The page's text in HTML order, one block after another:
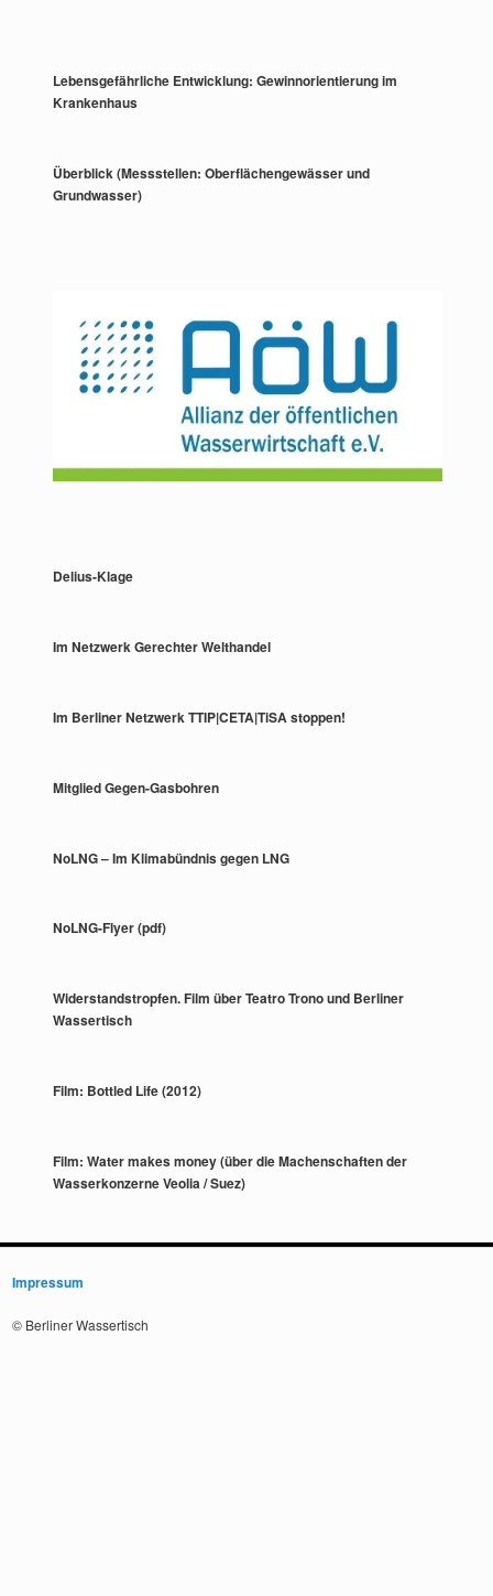
Lebensgefährliche Entwicklung: Gewinnorientierung im
Krankenhaus
Überblick (Messstellen: Oberflächengewässer und
Grundwasser)
Delius-Klage
Im Netzwerk Gerechter Welthandel
Im Berliner Netzwerk TTIP|CETA|TiSA stoppen!
Mitglied Gegen-Gasbohren
NoLNG – Im Klimabündnis gegen LNG
NoLNG-Flyer (pdf)
Widerstandstropfen. Film über Teatro Trono und Berliner
Wassertisch
Film: Bottled Life (2012)
Film: Water makes money (über die Machenschaften der
Wasserkonzerne Veolia / Suez)
Impressum
© Berliner Wassertisch